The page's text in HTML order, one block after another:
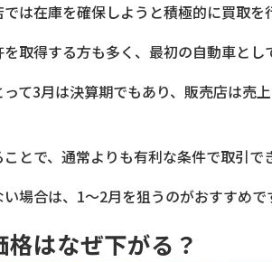
は在庫を確保しようと積極的に買取を
取得する方も多く、最初の自動車と
て3月は決算期でもあり、販売店は売
とで、通常よりも有利な条件で取引で
場合は、1〜2月を狙うのがおすすめで
はなぜ下がる？